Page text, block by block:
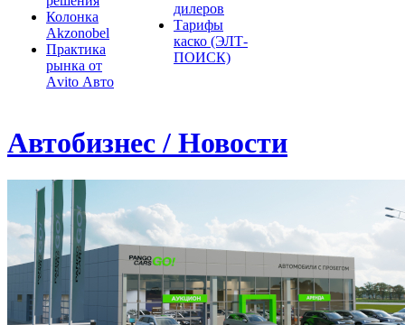
Колонка
Akzonobel
Практика
рынка от
Аvito Авто
дилеров
Тарифы
каско (ЭЛТ-
ПОИСК)
Автобизнес / Новости